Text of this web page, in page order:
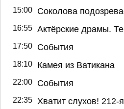
15:00 Соколова
16:55 Актёрские драмы.
17:50 События
18:10 Камея из Ватикана
22:00 События
22:35 Хватит слухов! 212-